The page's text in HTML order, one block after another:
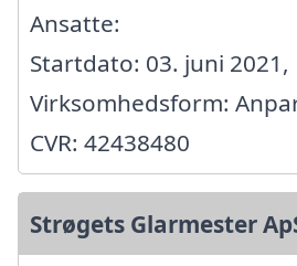
Ansatte:
Startdato: 03. juni 2021,
Virksomhedsform:
CVR: 42438480
Strøgets Glarmester